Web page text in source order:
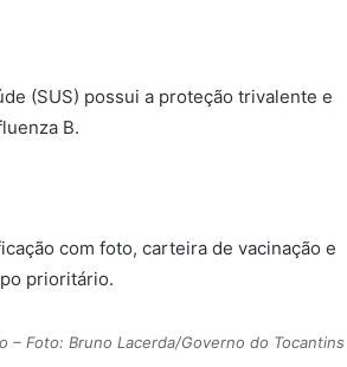
(SUS) possui a proteção trivalente e
B.
com foto, carteira de vacinação e
prioritário.
– Foto: Bruno Lacerda/Governo do Tocantins